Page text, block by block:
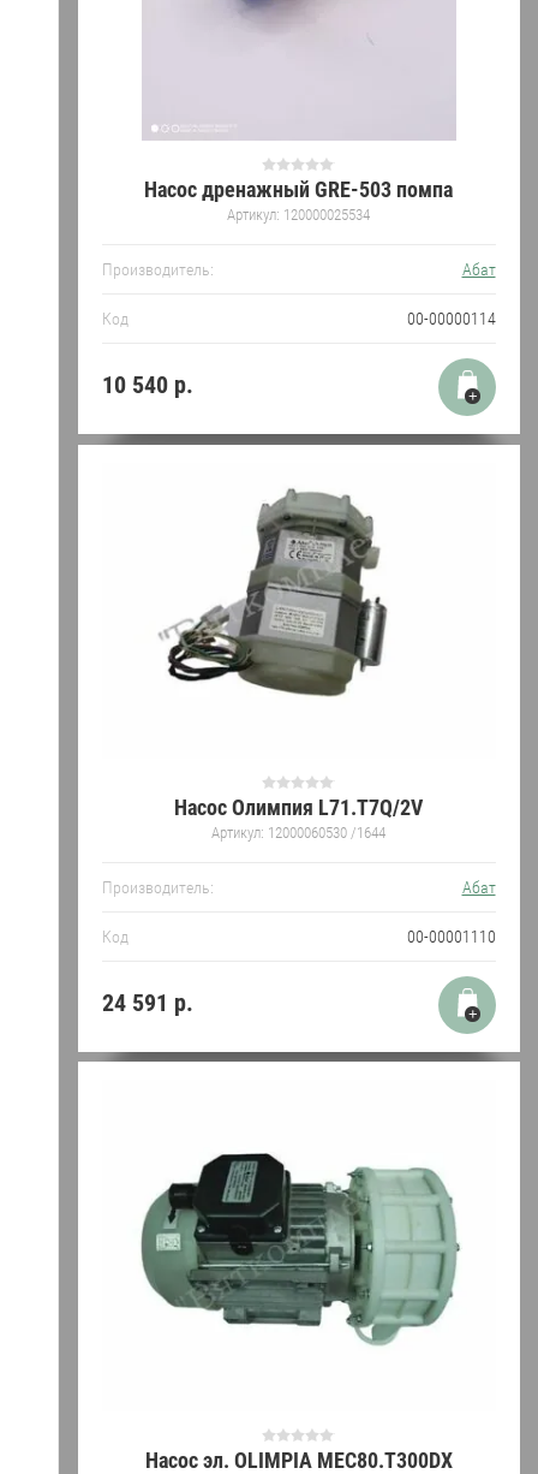
Насос дренажный GRE-503 помпа
Артикул: 120000025534
Производитель: Абат
Код 00-00000114
10 540р.
Насос Олимпия L71.T7Q/2V
Артикул: 12000060530 /1644
Производитель: Абат
Код 00-00001110
24 591 р.
Насос эл. OLIMPIA MEC80.Т300DХ